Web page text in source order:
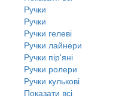
Ручки
Ручки
Ручки гелеві
Ручки лайнери
Ручки пір'яні
Ручки ролери
Ручки кулькові
Показати всі